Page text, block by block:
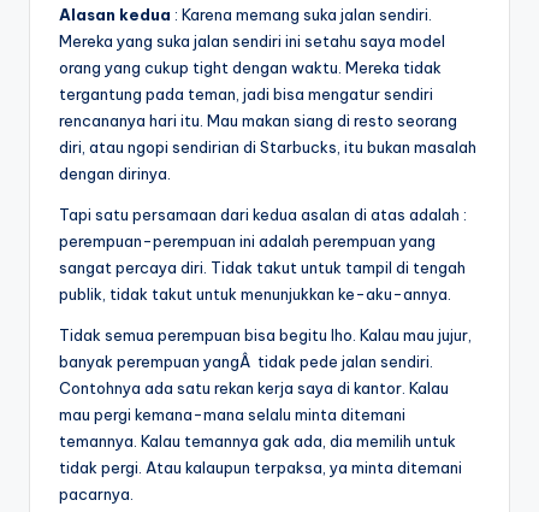
Alasan kedua : Karena memang suka jalan sendiri.
Mereka yang suka jalan sendiri ini setahu saya model
orang yang cukup tight dengan waktu. Mereka tidak
tergantung pada teman, jadi bisa mengatur sendiri
rencananya hari itu. Mau makan siang di resto seorang
diri, atau ngopi sendirian di Starbucks, itu bukan masalah
dengan dirinya.
Tapi satu persamaan dari kedua asalan di atas adalah :
perempuan-perempuan ini adalah perempuan yang
sangat percaya diri. Tidak takut untuk tampil di tengah
publik, tidak takut untuk menunjukkan ke-aku-annya.
Tidak semua perempuan bisa begitu lho. Kalau mau jujur,
banyak perempuan yangÂ tidak pede jalan sendiri.
Contohnya ada satu rekan kerja saya di kantor. Kalau
mau pergi kemana-mana selalu minta ditemani
temannya. Kalau temannya gak ada, dia memilih untuk
tidak pergi. Atau kalaupun terpaksa, ya minta ditemani
pacarnya.